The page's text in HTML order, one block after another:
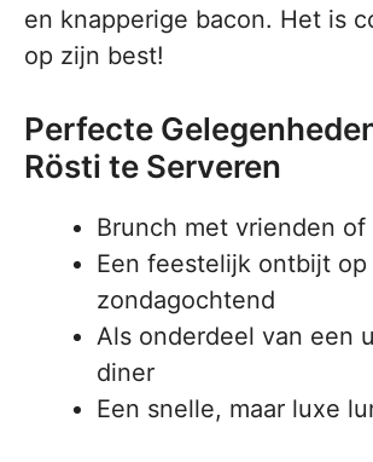
en knapperige bacon. Het is
op zijn best!
Perfecte
Rösti te Serveren
Brunch met vrienden of
Een feestelijk ontbijt op
zondagochtend
Als onderdeel van een
diner
Een snelle, maar luxe